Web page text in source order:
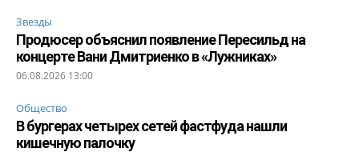
Звезды
Продюсер объяснил появление Пересильд на
концерте Вани Дмитриенко в «Лужниках»
06.08.2026 13:00
Общество
В бургерах четырех сетей фастфуда нашли
кишечную палочку